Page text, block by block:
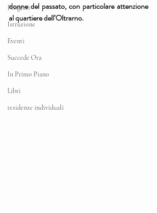
Progetti
Istruzione
Eventi
Succede Ora
In Primo Piano
Libri
residenze individuali
donne del passato, con particolare attenzione
al quartiere dell’Oltrarno.